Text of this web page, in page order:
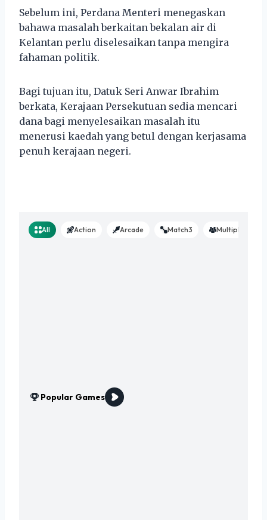
Sebelum ini, Perdana Menteri menegaskan
bahawa masalah berkaitan bekalan air di
Kelantan perlu diselesaikan tanpa mengira
fahaman politik.
Bagi tujuan itu, Datuk Seri Anwar Ibrahim
berkata, Kerajaan Persekutuan sedia mencari
dana bagi menyelesaikan masalah itu
menerusi kaedah yang betul dengan kerjasama
penuh kerajaan negeri.